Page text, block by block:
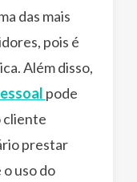
das mais
pois é
Além disso,
pode
cliente
prestar
uso do